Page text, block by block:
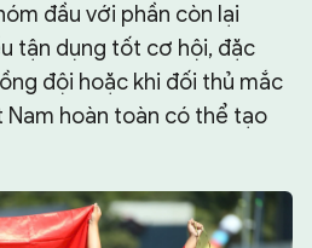
đầu với phần còn lại
tận dụng tốt cơ hội, đặc
đội hoặc khi đối thủ mắc
Nam hoàn toàn có thể tạo